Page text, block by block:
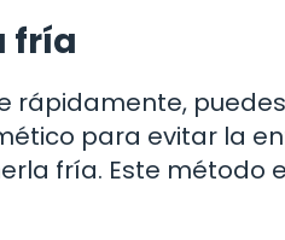
fría
rápidamente,
para evitar la
fría. Este método